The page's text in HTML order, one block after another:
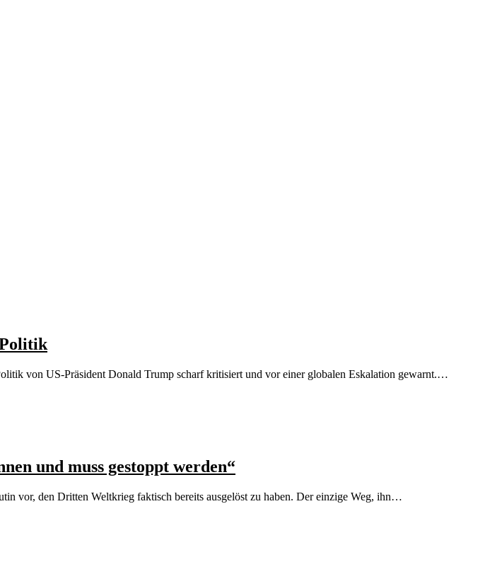
von US-Präsident Donald Trump scharf kritisiert und vor einer globalen Eskalation gewarnt.…
und muss gestoppt werden“
vor, den Dritten Weltkrieg faktisch bereits ausgelöst zu haben. Der einzige Weg, ihn…